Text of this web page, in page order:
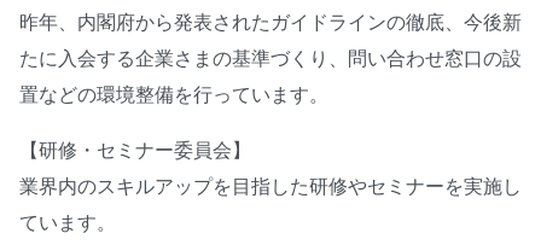
昨年、内閣府から発表されたガイドラインの徹底、今後新
たに入会する企業さまの基準づくり、問い合わせ窓口の設
置などの環境整備を行っています。
【研修・セミナー委員会】
業界内のスキルアップを目指した研修やセミナーを実施し
ています。